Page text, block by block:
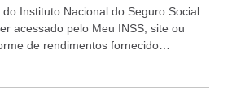
Instituto Nacional do Seguro Social
acessado pelo Meu INSS, site ou
de rendimentos fornecido